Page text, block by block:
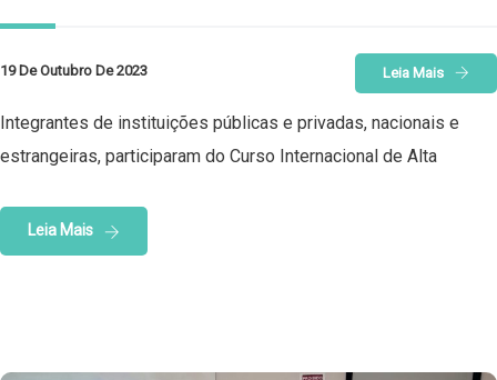
19 De Outubro De 2023 Leia Mais
Integrantes de instituições públicas e privadas, nacionais e
estrangeiras, participaram do Curso Internacional de Alta
Leia Mais